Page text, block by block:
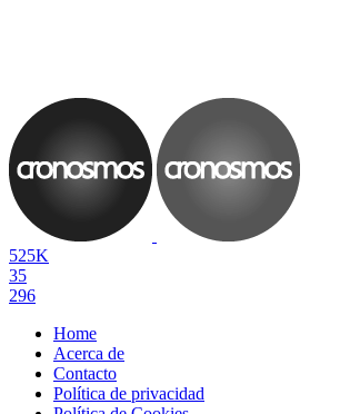
525K
35
296
Home
Acerca de
Contacto
Política de privacidad